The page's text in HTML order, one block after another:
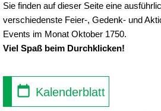
Sie finden auf dieser Seite eine
verschiedenste Feier-, Gedenk- und
Events im Monat Oktober 1750.
Viel Spaß beim Durchklicken!
Kalenderblatt